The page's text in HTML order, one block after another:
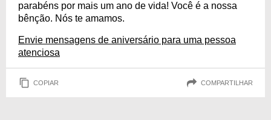
parabéns por mais um ano de vida! Você é a nossa
bênção. Nós te amamos.
Envie mensagens de aniversário para uma pessoa
atenciosa
COPIAR COMPARTILHAR